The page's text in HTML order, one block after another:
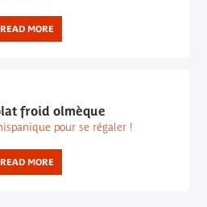
READ MORE
froid olmèque
pour se régaler !
READ MORE